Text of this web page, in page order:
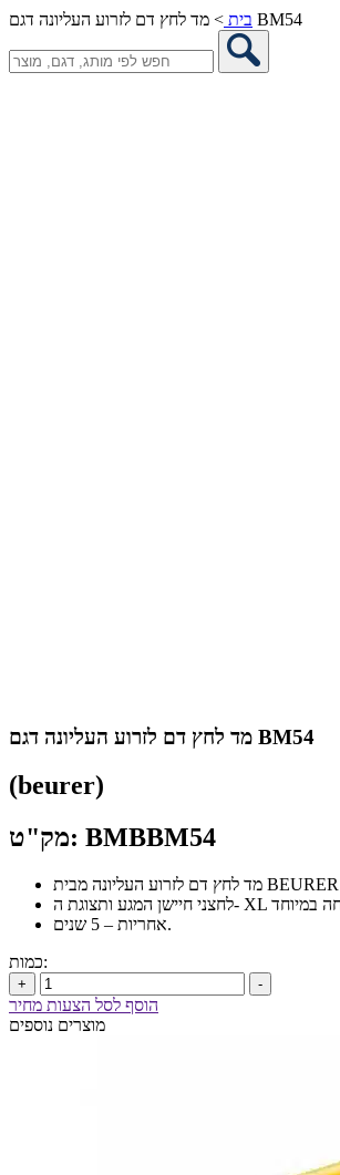
בית > מד לחץ דם לזרוע העליונה דגם BM54
מד לחץ דם לזרוע העליונה דגם BM54
(beurer)
מק"ט: BMBBM54
אחריות – 5 שנים.
כמות:
+ -
הוסף לסל הצעות מחיר
מוצרים נוספים